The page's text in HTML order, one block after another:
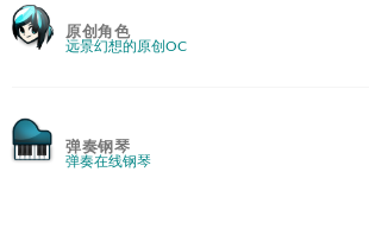
原创角色
远景幻想的原创OC
弹奏钢琴
弹奏在线钢琴